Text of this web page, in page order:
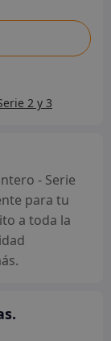
2 y 3
- Serie
para tu
a toda la